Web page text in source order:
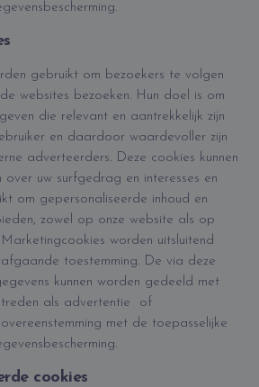
gebruikt om bezoekers te volgen
websites bezoeken. Hun doel is om
die relevant en aantrekkelijk zijn
en daardoor waardevoller zijn
adverteerders. Deze cookies kunnen
over uw surfgedrag en interesses en
om gepersonaliseerde inhoud en
zowel op onze website als op
worden uitsluitend
toestemming. De via deze
kunnen worden gedeeld met
als advertentie of
met de toepasselijke
cookies